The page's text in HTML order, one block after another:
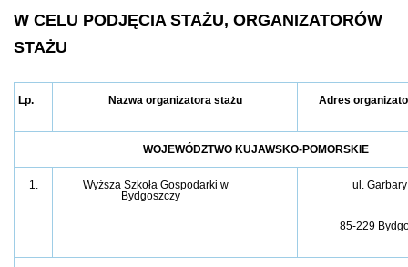
W CELU PODJĘCIA STAŻU, ORGANIZATORÓW
STAŻU
Lp. Nazwa organizatora stażu Adres
WOJEWÓDZTWO KUJAWSKO-POMORSKIE
1.
Wyższa Szkoła Gospodarki w
Bydgoszczy
ul.
85-229